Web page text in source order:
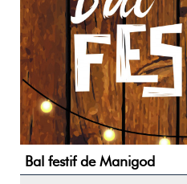
Bal festif de Manigod